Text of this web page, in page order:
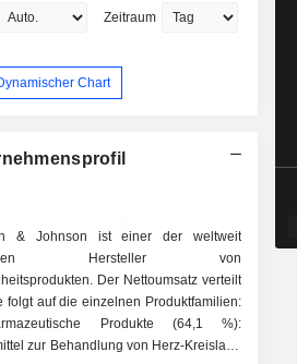
Zeitraum
Chart
& Johnson ist einer der weltweit
Hersteller von
Der Nettoumsatz verteilt
folgt auf die einzelnen Produktfamilien:
Produkte (64,1 %):
zur Behandlung von Herz-Kreislauf-